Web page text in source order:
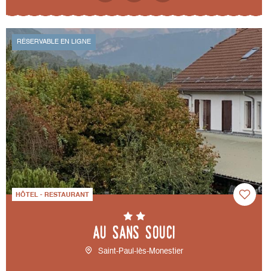
HÔTEL - RESTAURANT
Au Sans Souci
Saint-Paul-lès-Monestier
RÉSERVABLE EN LIGNE